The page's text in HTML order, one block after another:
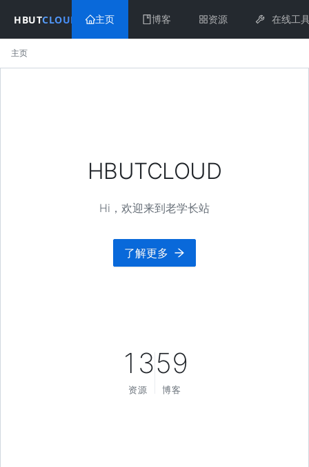
HBUTCLOUD 主页 博客 资源 在线工
主页
HBUTCLOUD
Hi，欢迎来到老学长站
了解更多
13
资源
59
博客